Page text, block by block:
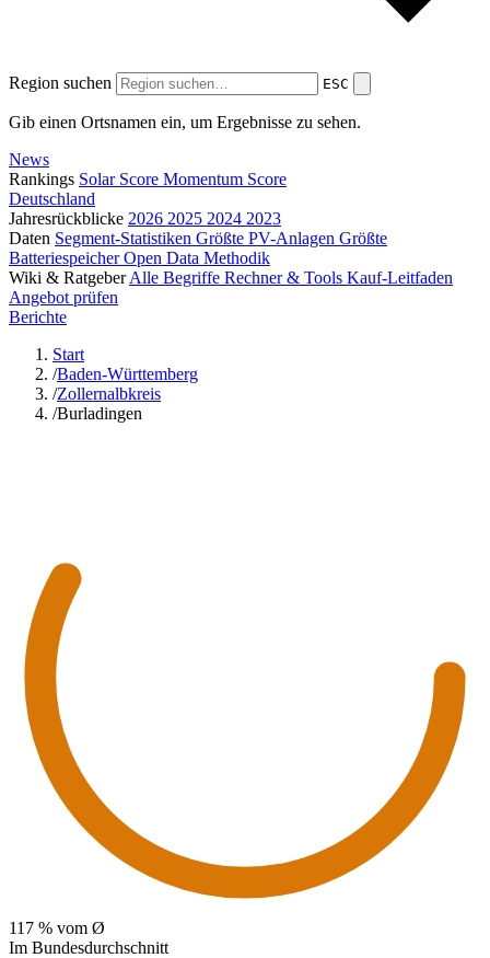
Region suchen ESC
Gib einen Ortsnamen ein, um Ergebnisse zu sehen.
News
Rankings Solar Score Momentum Score
Deutschland
Jahresrückblicke 2026 2025 2024 2023
Daten Segment-Statistiken Größte PV-Anlagen Größte
BatteriespeicherOpen Data Methodik
Wiki & Ratgeber Alle Begriffe Rechner & Tools Kauf-Leitfaden
Angebot prüfen
Berichte
Start
/Baden-Württemberg
/Zollernalbkreis
/Burladingen
117 % vom Ø
Im Bundesdurchschnitt